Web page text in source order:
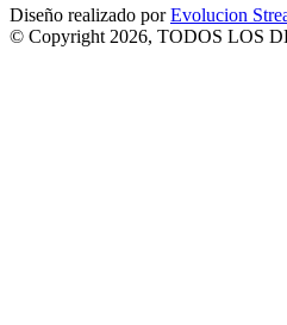
Diseño realizado porEvolucion
© Copyright 2026, TODOS LOS